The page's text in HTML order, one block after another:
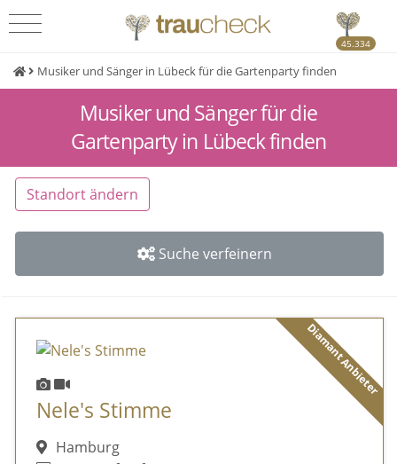
45.334
Musiker und Sänger in Lübeck für die Gartenparty finden
Musiker und Sänger für die
Gartenparty in Lübeck finden
Standort ändern
Suche verfeinern
Diamant Anbieter
Nele's Stimme
Hamburg